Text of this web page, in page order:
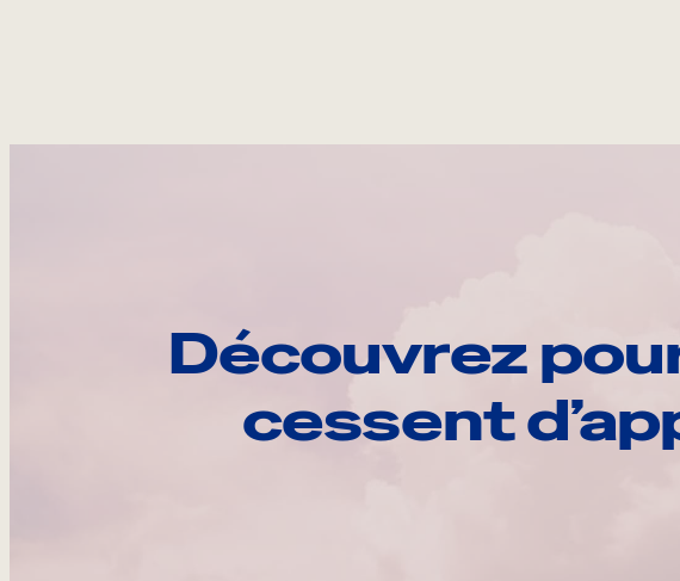
Découvrez
cessent